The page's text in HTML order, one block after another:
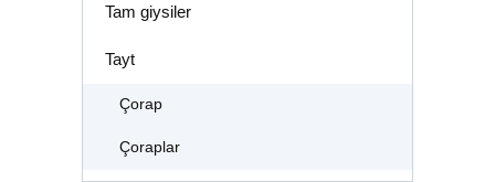
Tam giysiler
Tayt
Çorap
Çoraplar